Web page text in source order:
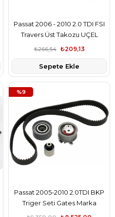
Passat 2006 - 2010 2.0 TDI FSI
Travers Üst Takozu UÇEL
Marka₺209,13
₺266,54
Sepete Ekle
Passat 2005-2010 2.0TDI BKP
Triger Seti Gates Marka
%9